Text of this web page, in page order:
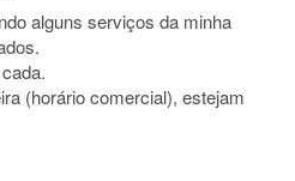
alguns serviços da minha
(horário comercial), estejam